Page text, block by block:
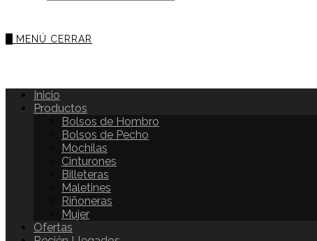
MENÚ CERRAR
Inicio
Productos
Bolsos de Hombro
Bolsos de Pecho
Mochilas
Cinturones
Billeteras
Maletines
Riñoneras
Mujer
Ofertas